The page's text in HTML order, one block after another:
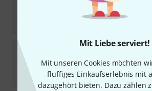
Mit Liebe serviert!
Mit unseren Cookies möchten
fluffiges Einkaufserlebnis mit
dazugehört bieten. Dazu zählen
1
Sofort lieferbar
JG PercussionA4 American
Sofort lieferbar
63€